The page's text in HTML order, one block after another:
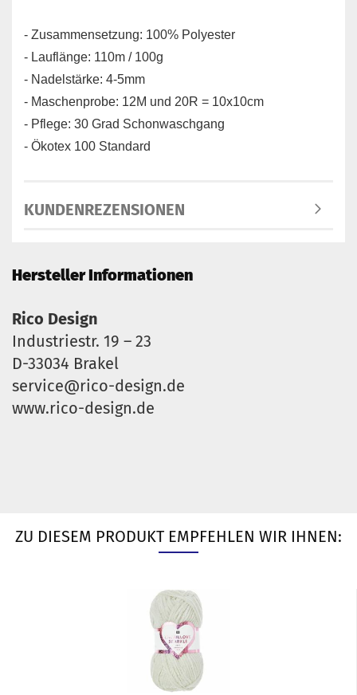
- Zusammensetzung: 100% Polyester
- Lauflänge: 110m / 100g
- Nadelstärke: 4-5mm
- Maschenprobe: 12M und 20R = 10x10cm
- Pflege: 30 Grad Schonwaschgang
- Ökotex 100 Standard
KUNDENREZENSIONEN
Hersteller Informationen
Rico Design
Industriestr. 19 – 23
D-33034 Brakel
service@rico-design.de
www.rico-design.de
ZU DIESEM PRODUKT EMPFEHLEN WIR IHNEN: